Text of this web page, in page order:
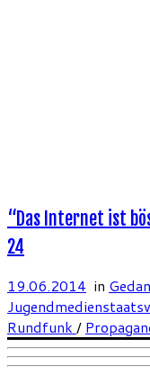
“Das Internet ist
24
19.06.2014 in
Rundfunk /